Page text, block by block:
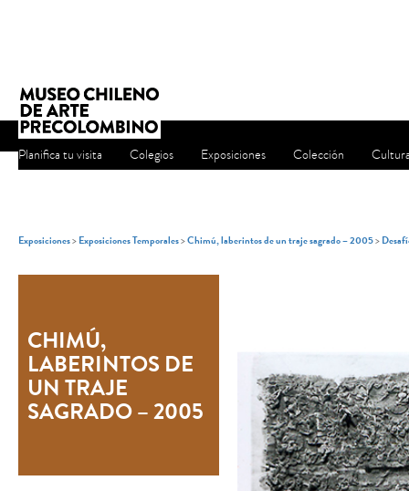
Planifica tu visita Colegios Exposiciones Colección
Exposiciones>Exposiciones Temporales>Chimú, laberintos de un traje sagrado – 2005>
CHIMÚ,
LABERINTOS DE
UN TRAJE
SAGRADO – 2005